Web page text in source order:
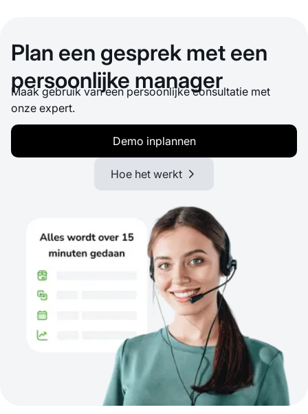
Plan een gesprek met een
persoonlijke manager
Maak gebruik van een persoonlijke consultatie met
onze expert.
Demo inplannen
Hoe het werkt